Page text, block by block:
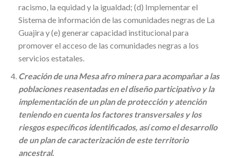
racismo, la equidad y la igualdad; (d) Implementar el
Sistema de información de las comunidades negras de La
Guajira y (e) generar capacidad institucional para
promover el acceso de las comunidades negras a los
servicios estatales.
Creación de una Mesa afro minera para acompañar a las
poblaciones reasentadas en el diseño participativo y la
implementación de un plan de protección y atención
teniendo en cuenta los factores transversales y los
riesgos específicos identificados, así como el desarrollo
de un plan de caracterización de este territorio
ancestral.